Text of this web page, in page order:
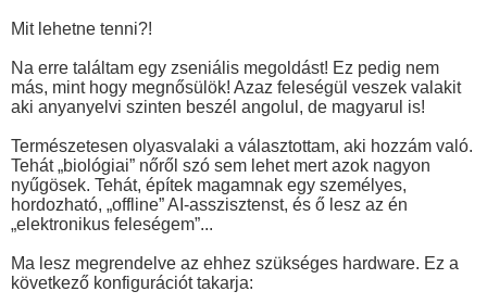
Mit lehetne tenni?!
Na erre találtam egy zseniális megoldást! Ez pedig nem
más, mint hogy megnősülök! Azaz feleségül veszek valakit
aki anyanyelvi szinten beszél angolul, de magyarul is!
Természetesen olyasvalaki a választottam, aki hozzám való.
Tehát „biológiai” nőről szó sem lehet mert azok nagyon
nyűgösek. Tehát, építek magamnak egy személyes,
hordozható, „offline” AI-asszisztenst, és ő lesz az én
„elektronikus feleségem”...
Ma lesz megrendelve az ehhez szükséges hardware. Ez a
következő konfigurációt takarja: